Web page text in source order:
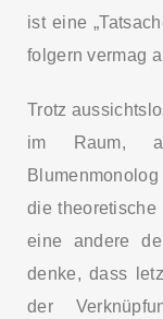
ist eine
folgern vermag
Trotz
im Raum,
die
eine andere
denke, dass
der